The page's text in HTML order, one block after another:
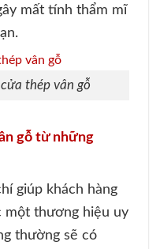
mất tính thẩm mĩ
thép vân gỗ
gỗ từ những
giúp khách hàng
một thương hiệu uy
thường sẽ có